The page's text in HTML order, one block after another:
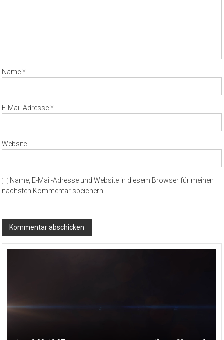
Name*
E-Mail-Adresse*
Website
Name, E-Mail-Adresse und Website in diesem Browser für meinen
nächsten Kommentar speichern.